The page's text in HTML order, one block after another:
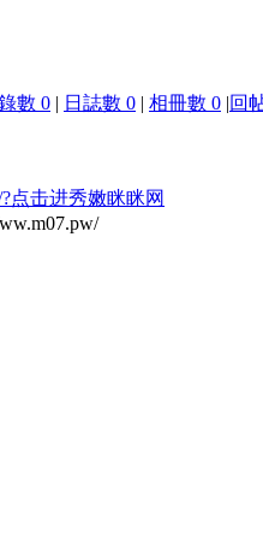
數 0 | 日誌數 0 | 相冊數 0 |回
点击进秀嫩眯眯网